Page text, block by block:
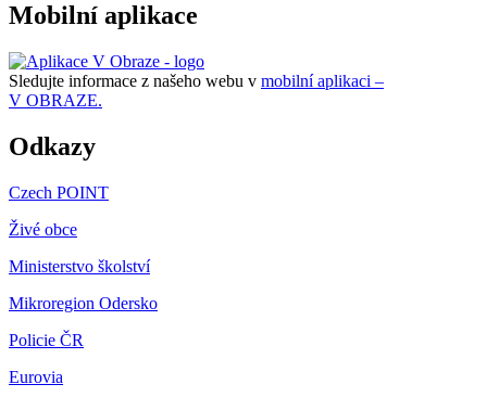
Mobilní aplikace
Sledujte informace z našeho webu v mobilní aplikaci –
V OBRAZE.
Odkazy
Czech POINT
Živé obce
Ministerstvo školství
Mikroregion Odersko
Policie ČR
Eurovia